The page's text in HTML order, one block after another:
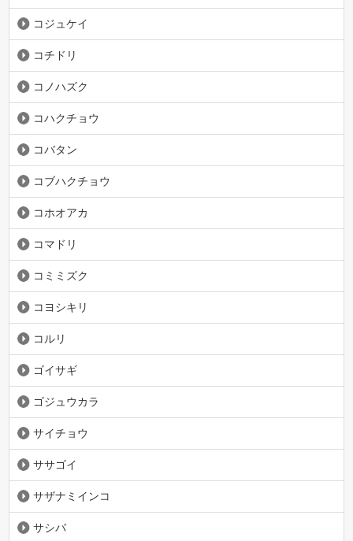
コジュケイ
コチドリ
コノハズク
コハクチョウ
コバタン
コブハクチョウ
コホオアカ
コマドリ
コミミズク
コヨシキリ
コルリ
ゴイサギ
ゴジュウカラ
サイチョウ
ササゴイ
サザナミインコ
サシバ